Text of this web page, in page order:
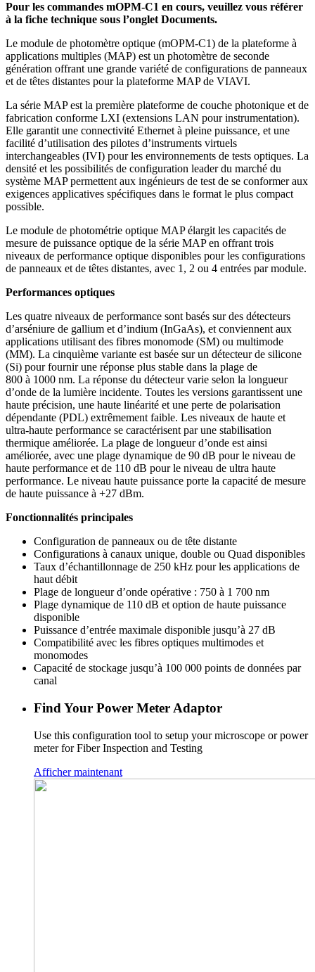
Pour les commandes mOPM-C1 en cours, veuillez vous référer
à la fiche technique sous l’onglet Documents.
Le module de photomètre optique (mOPM-C1) de la plateforme à
applications multiples (MAP) est un photomètre de seconde
génération offrant une grande variété de configurations de panneaux
et de têtes distantes pour la plateforme MAP de VIAVI.
La série MAP est la première plateforme de couche photonique et de
fabrication conforme LXI (extensions LAN pour instrumentation).
Elle garantit une connectivité Ethernet à pleine puissance, et une
facilité d’utilisation des pilotes d’instruments virtuels
interchangeables (IVI) pour les environnements de tests optiques. La
densité et les possibilités de configuration leader du marché du
système MAP permettent aux ingénieurs de test de se conformer aux
exigences applicatives spécifiques dans le format le plus compact
possible.
Le module de photométrie optique MAP élargit les capacités de
mesure de puissance optique de la série MAP en offrant trois
niveaux de performance optique disponibles pour les configurations
de panneaux et de têtes distantes, avec 1, 2 ou 4 entrées par module.
Performances optiques
Les quatre niveaux de performance sont basés sur des détecteurs
d’arséniure de gallium et d’indium (InGaAs), et conviennent aux
applications utilisant des fibres monomode (SM) ou multimode
(MM). La cinquième variante est basée sur un détecteur de silicone
(Si) pour fournir une réponse plus stable dans la plage de
800 à 1000 nm. La réponse du détecteur varie selon la longueur
d’onde de la lumière incidente. Toutes les versions garantissent une
haute précision, une haute linéarité et une perte de polarisation
dépendante (PDL) extrêmement faible. Les niveaux de haute et
ultra-haute performance se caractérisent par une stabilisation
thermique améliorée. La plage de longueur d’onde est ainsi
améliorée, avec une plage dynamique de 90 dB pour le niveau de
haute performance et de 110 dB pour le niveau de ultra haute
performance. Le niveau haute puissance porte la capacité de mesure
de haute puissance à +27 dBm.
Fonctionnalités principales
Configuration de panneaux ou de tête distante
Configurations à canaux unique, double ou Quad disponibles
Taux d’échantillonnage de 250 kHz pour les applications de
haut débit
Plage de longueur d’onde opérative : 750 à 1 700 nm
Plage dynamique de 110 dB et option de haute puissance
disponible
Puissance d’entrée maximale disponible jusqu’à 27 dB
Compatibilité avec les fibres optiques multimodes et
monomodes
Capacité de stockage jusqu’à 100 000 points de données par
canal
Find Your Power Meter Adaptor
Use this configuration tool to setup your microscope or power
meter for Fiber Inspection and Testing
Afficher maintenant